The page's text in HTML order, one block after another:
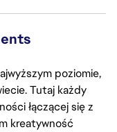
poziomie,
Tutaj każdy
łączącej się z
kreatywność